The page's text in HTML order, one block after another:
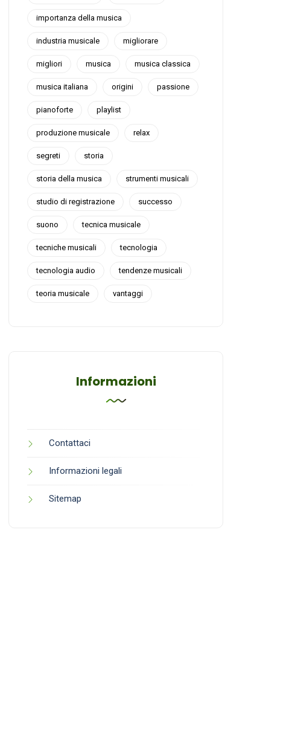
importanza della musica
industria musicale migliorare
migliori musica musica classica
musica italiana origini passione
pianoforte playlist
produzione musicale relax
segreti storia
storia della musica strumenti musicali
studio di registrazione successo
suono tecnica musicale
tecniche musicali tecnologia
tecnologia audio tendenze musicali
teoria musicale vantaggi
Informazioni
Contattaci
Informazioni legali
Sitemap